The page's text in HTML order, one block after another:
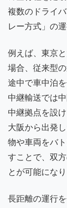
複数のドライ
レー方式」の
例えば、東京
場合、従来型
途中で車中泊
中継輸送では
中継拠点を設
大阪から出発
物や車両をバ
すことで、双
とが可能になり
長距離の運行